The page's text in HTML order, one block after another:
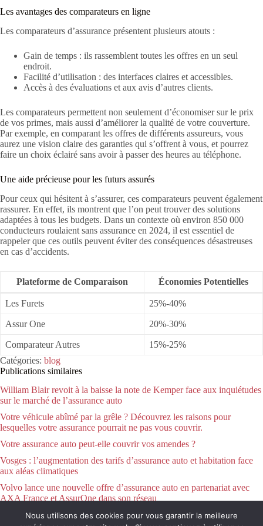
Les avantages des comparateurs en ligne
Les comparateurs d’assurance présentent plusieurs atouts :
Gain de temps : ils rassemblent toutes les offres en un seul
endroit.
Facilité d’utilisation : des interfaces claires et accessibles.
Accès à des évaluations et aux avis d’autres clients.
Les comparateurs permettent non seulement d’économiser sur le prix
de vos primes, mais aussi d’améliorer la qualité de votre couverture.
Par exemple, en comparant les offres de différents assureurs, vous
aurez une vision claire des garanties qui s’offrent à vous, et pourrez
faire un choix éclairé sans avoir à passer des heures au téléphone.
Une aide précieuse pour les futurs assurés
Pour ceux qui hésitent à s’assurer, ces comparateurs peuvent également
rassurer. En effet, ils montrent que l’on peut trouver des solutions
adaptées à tous les budgets. Dans un contexte où environ 850 000
conducteurs roulaient sans assurance en 2024, il est essentiel de
rappeler que ces outils peuvent éviter des conséquences désastreuses
en cas d’accidents.
Plateforme de Comparaison Économies Potentielles
Les Furets 25%-40%
Assur One 20%-30%
Comparateur Autres
15%-25%
Catégories: blog
Publications similaires
William Blair revoit à la baisse la note de Kemper face aux inquiétudes
sur le marché de l’assurance auto
Votre véhicule abîmé par la grêle ? Découvrez les raisons pour
lesquelles votre assurance pourrait ne pas vous couvrir.
Votre assurance auto peut-elle couvrir vos amendes ?
Vosges : l’augmentation des tarifs d’assurance auto et habitation face
aux aléas climatiques
Volvo lance une nouvelle offre d’assurance auto en partenariat avec
AXA France et AssurOne dans son réseau
Nous utilisons des cookies pour vous garantir la meilleure